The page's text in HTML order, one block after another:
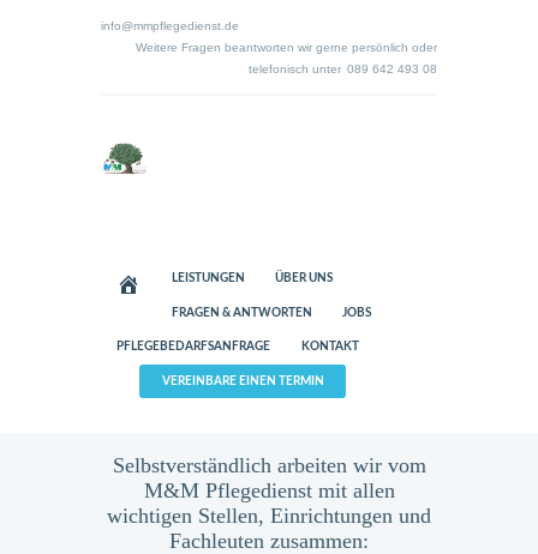
info@mmpflegedienst.de
Weitere Fragen beantworten wir gerne persönlich oder
telefonisch unter 089 642 493 08
LEISTUNGEN ÜBER UNS
FRAGEN & ANTWORTEN JOBS
PFLEGEBEDARFSANFRAGE KONTAKT
VEREINBARE EINEN TERMIN
Selbstverständlich arbeiten wir vom
M&M Pflegedienst mit allen
wichtigen Stellen, Einrichtungen und
Fachleuten zusammen: